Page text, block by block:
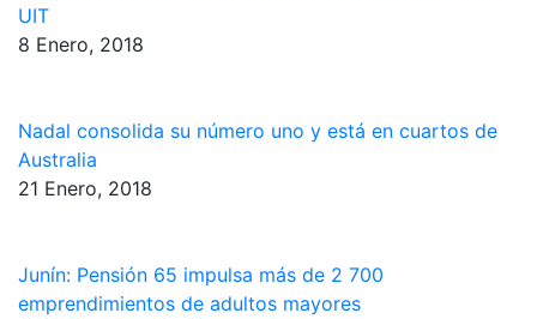
UIT
8 Enero, 2018
Nadal consolida su número uno y está en cuartos de
Australia
21 Enero, 2018
Junín: Pensión 65 impulsa más de 2 700
emprendimientos de adultos mayores